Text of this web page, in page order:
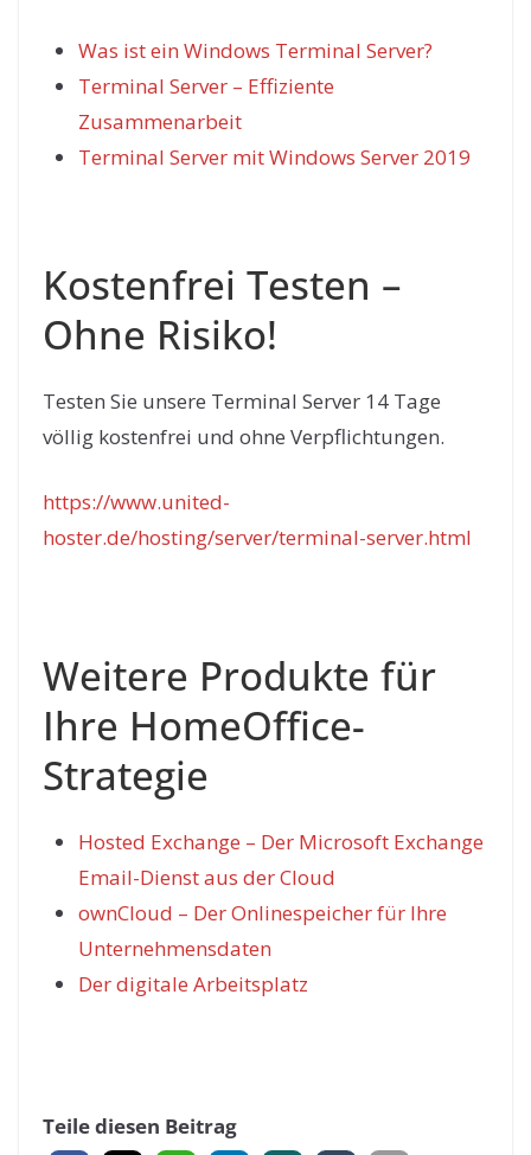
Was ist ein Windows Terminal Server?
Terminal Server – Effiziente
Zusammenarbeit
Terminal Server mit Windows Server 2019
Kostenfrei Testen –
Ohne Risiko!
Testen Sie unsere Terminal Server 14 Tage
völlig kostenfrei und ohne Verpflichtungen.
https://www.united-
hoster.de/hosting/server/terminal-server.html
Weitere Produkte für
Ihre HomeOffice-
Strategie
Hosted Exchange – Der Microsoft Exchange
Email-Dienst aus der Cloud
ownCloud – Der Onlinespeicher für Ihre
Unternehmensdaten
Der digitale Arbeitsplatz
Teile diesen Beitrag